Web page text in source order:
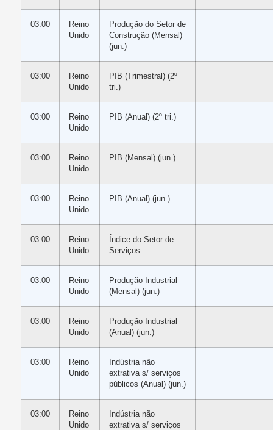
03:00
Reino
Unido
Produção do Setor de
Construção (Mensal)
(jun.)
03:00
Reino
Unido
PIB (Trimestral) (2º
tri.)
03:00
Reino
Unido
PIB (Anual) (2º tri.)
03:00
Reino
Unido
PIB (Mensal) (jun.)
03:00
Reino
Unido
PIB (Anual) (jun.)
03:00
Reino
Unido
Índice do Setor de
Serviços
03:00
Reino
Unido
Produção Industrial
(Mensal) (jun.)
03:00
Reino
Unido
Produção Industrial
(Anual) (jun.)
03:00
Reino
Unido
Indústria não
extrativa s/ serviços
públicos (Anual) (jun.)
03:00
Reino
Unido
Indústria não
extrativa s/ serviços